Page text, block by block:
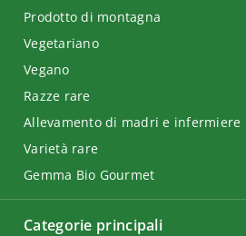
Categorie principali
Prodotto di montagna
Vegetariano
Vegano
Razze rare
Allevamento di madri e infermiere
Varietà rare
Gemma Bio Gourmet